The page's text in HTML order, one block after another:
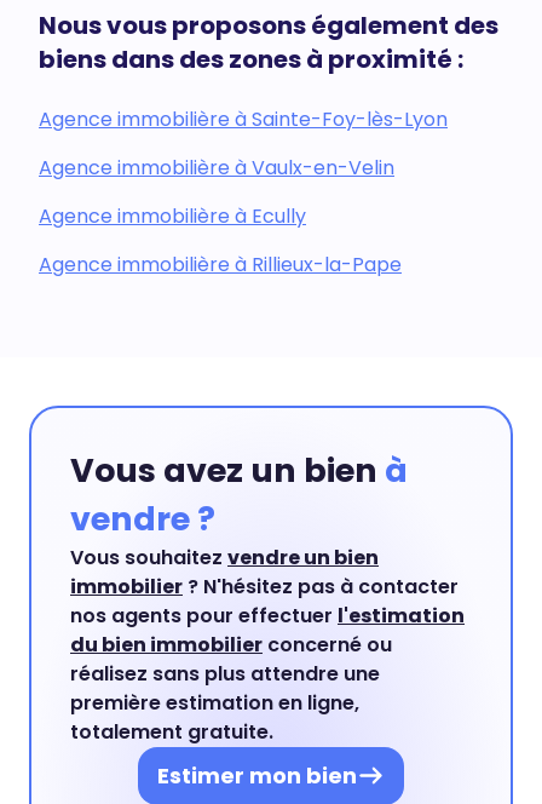
Nous vous proposons également des
biens dans des zones à proximité :
Agence immobilière à Sainte-Foy-lès-Lyon
Agence immobilière à Vaulx-en-Velin
Agence immobilière à Ecully
Agence immobilière à Rillieux-la-Pape
Vous avez un bien à
vendre ?
Vous souhaitez vendre un bien
immobilier ? N'hésitez pas à contacter
nos agents pour effectuer l'estimation
du bien immobilier concerné ou
réalisez sans plus attendre une
première estimation en ligne,
totalement gratuite.
Estimer mon bien